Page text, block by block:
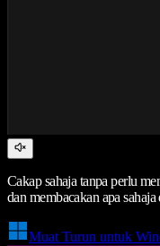
Cakap sahaja tanpa perlu
dan membacakan apa
Muat Turun untuk